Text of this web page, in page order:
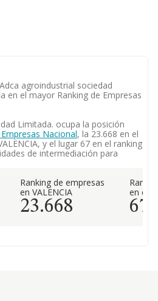
agroindustrial sociedad
en el mayor Ranking de Empresas
Limitada. ocupa la posición
Nacional, la 23.668 en el
y el lugar 67 en el ranking
de intermediación para
Ranking de empresas
en VALENCIA
23.668
en el
67